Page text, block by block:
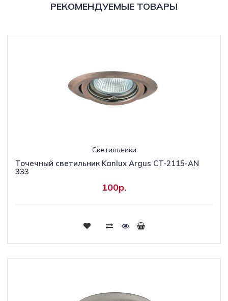
РЕКОМЕНДУЕМЫЕ ТОВАРЫ
Светильники
Точечный светильник Kanlux Argus CT-2115-AN
333
100р.